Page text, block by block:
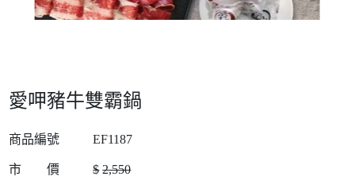
愛呷豬牛雙霸鍋
商品編號 EF1187
市 價 $ 2,550